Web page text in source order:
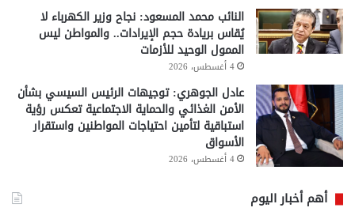
النائب محمد المسعود: نجاح وزير الكهرباء لا
يُقاس بريادة حجم الإيرادات.. والمواطن ليس
الممول الوحيد للأزمات
4 أغسطس، 2026
عادل الجوهري: توجيهات الرئيس السيسي بشأن
الأمن الغذائي والحماية الاجتماعية تعكس رؤية
استباقية لتأمين احتياجات المواطنين واستقرار
الأسواق
4 أغسطس، 2026
أهم أخبار اليوم